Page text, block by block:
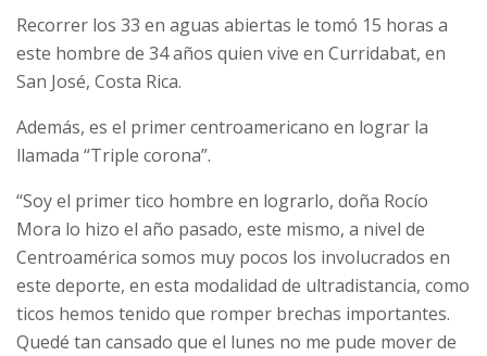
Recorrer los 33 en aguas abiertas le tomó 15 horas a
este hombre de 34 años quien vive en Curridabat, en
San José, Costa Rica.
Además, es el primer centroamericano en lograr la
llamada “Triple corona”.
“Soy el primer tico hombre en lograrlo, doña Rocío
Mora lo hizo el año pasado, este mismo, a nivel de
Centroamérica somos muy pocos los involucrados en
este deporte, en esta modalidad de ultradistancia, como
ticos hemos tenido que romper brechas importantes.
Quedé tan cansado que el lunes no me pude mover de